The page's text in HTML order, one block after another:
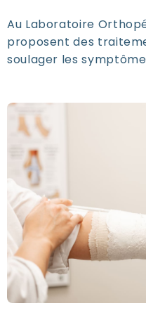
Au Laboratoire
proposent des
soulager les